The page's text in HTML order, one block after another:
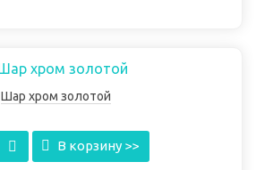
Шар хром золотой
В корзину >>